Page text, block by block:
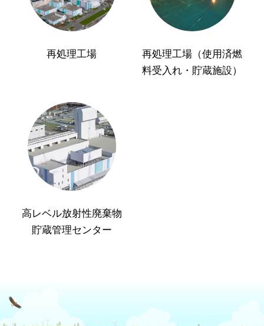
再処理工場
再処理工場（使用済燃
料受入れ・貯蔵施設）
高レベル放射性廃棄物
貯蔵管理センター